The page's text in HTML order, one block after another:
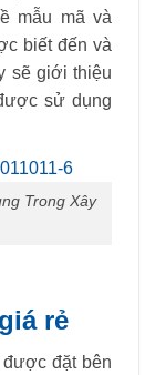
mẫu mã và
biết đến và
sẽ giới thiệu
sử dụng
Trong Xây
rẻ
đặt bên